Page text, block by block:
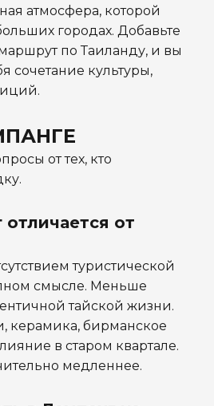
атмосфера, которой
городах. Добавьте
по Таиланду, и вы
сочетание культуры,
от тех, кто
от
туристической
смысле. Меньше
тайской жизни.
керамика, бирманское
в старом квартале.
медленнее.